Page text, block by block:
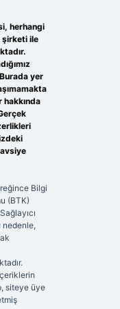
herhangi
şirketi ile
yer
Bilgi
(BTK)
nedenle,
siteye üye